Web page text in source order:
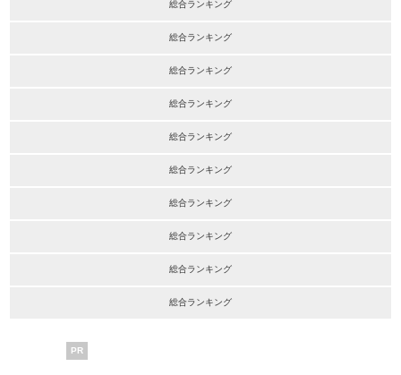
総合ランキング
総合ランキング
総合ランキング
総合ランキング
総合ランキング
総合ランキング
総合ランキング
総合ランキング
総合ランキング
総合ランキング
PR